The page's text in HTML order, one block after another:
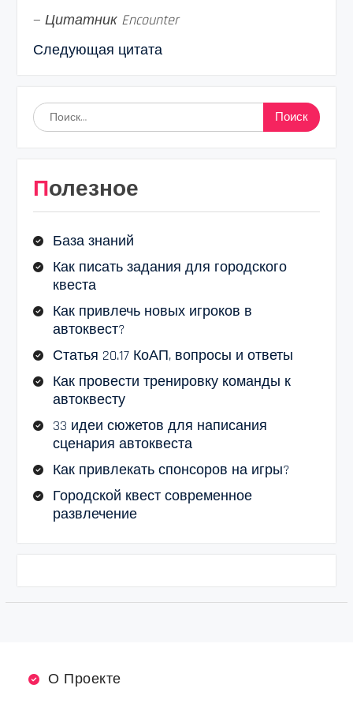
— Цитатник Encounter
Следующая цитата
Найти:
Полезное
База знаний
Как писать задания для городского
квеста
Как привлечь новых игроков в
автоквест?
Статья 20.17 КоАП, вопросы и ответы
Как провести тренировку команды к
автоквесту
33 идеи сюжетов для написания
сценария автоквеста
Как привлекать спонсоров на игры?
Городской квест современное
развлечение
О Проекте